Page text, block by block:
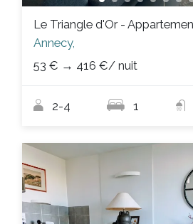
Annecy,
53 € → 416 €/ nuit
2-4 1